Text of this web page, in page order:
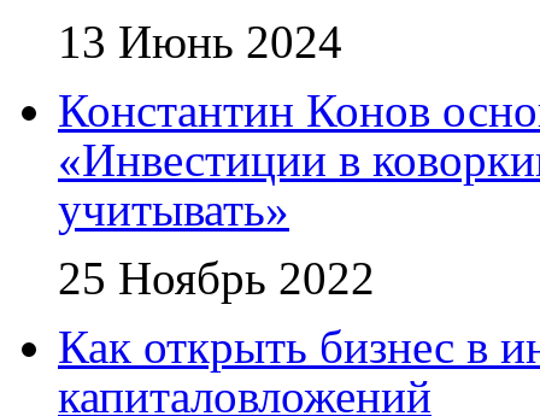
13 Июнь 2024
Константин Конов
«Инвестиции в
учитывать»
25 Ноябрь 2022
Как открыть бизнес в
капиталовложений